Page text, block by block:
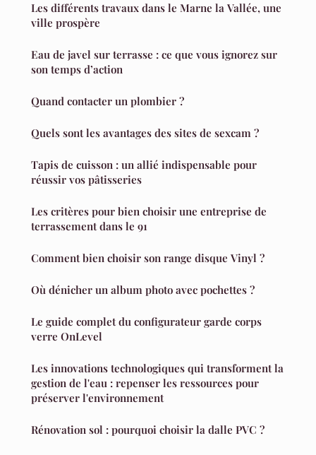
Les différents travaux dans le Marne la Vallée, une
ville prospère
Eau de javel sur terrasse : ce que vous ignorez sur
son temps d’action
Quand contacter un plombier ?
Quels sont les avantages des sites de sexcam ?
Tapis de cuisson : un allié indispensable pour
réussir vos pâtisseries
Les critères pour bien choisir une entreprise de
terrassement dans le 91
Comment bien choisir son range disque Vinyl ?
Où dénicher un album photo avec pochettes ?
Le guide complet du configurateur garde corps
verre OnLevel
Les innovations technologiques qui transforment la
gestion de l'eau : repenser les ressources pour
préserver l'environnement
Rénovation sol : pourquoi choisir la dalle PVC ?